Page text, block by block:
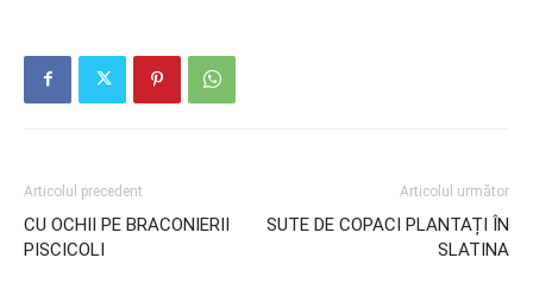
Articolul precedent
CU OCHII PE BRACONIERII
PISCICOLI
Articolul următor
SUTE DE COPACI PLANTAȚI ÎN
SLATINA